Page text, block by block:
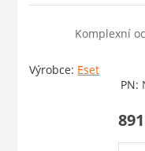
Komplexní
Výrobce: Eset
PN: